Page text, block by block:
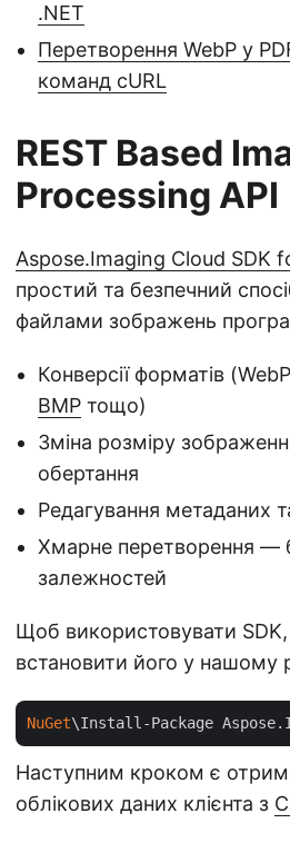
.NET
Перетворення WebP у
команд cURL
REST Based
Processing API
Aspose.Imaging Cloud SDK
простий та безпечний
файлами зображень
Конверсії форматів
BMP тощо)
Зміна розміру
обертання
Редагування метаданих
Хмарне перетворення —
залежностей
Щоб використовувати
встановити його у нашому
NuGet\Install-Package
Наступним кроком є
облікових даних клієнта з